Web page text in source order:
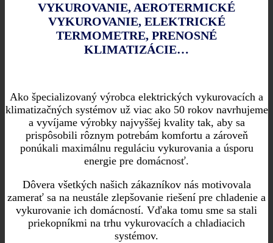
VYKUROVANIE, AEROTERMICKÉ
VYKUROVANIE, ELEKTRICKÉ
TERMOMETRE, PRENOSNÉ
KLIMATIZÁCIE…
Ako špecializovaný výrobca elektrických vykurovacích a
klimatizačných systémov už viac ako 50 rokov navrhujeme
a vyvíjame výrobky najvyššej kvality tak, aby sa
prispôsobili rôznym potrebám komfortu a zároveň
ponúkali maximálnu reguláciu vykurovania a úsporu
energie pre domácnosť.
Dôvera všetkých našich zákazníkov nás motivovala
zamerať sa na neustále zlepšovanie riešení pre chladenie a
vykurovanie ich domácností. Vďaka tomu sme sa stali
priekopníkmi na trhu vykurovacích a chladiacich
systémov.